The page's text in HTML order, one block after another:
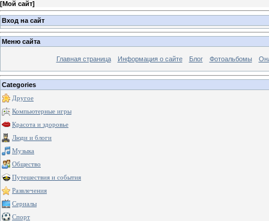
[Мой сайт]
Вход на сайт
Меню сайта
Главная страница Информация о сайте Блог Фотоальбомы
Categories
Другое
Компьютерные игры
Красота и здоровье
Люди и блоги
Музыка
Общество
Путешествия и события
Развлечения
Сериалы
Спорт